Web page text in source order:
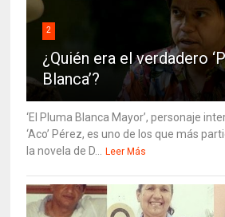
2
¿Quién era el verdadero
Blanca’?
‘El Pluma Blanca Mayor’, personaje
‘Aco’ Pérez, es uno de los que más
la novela de D...
Leer Más